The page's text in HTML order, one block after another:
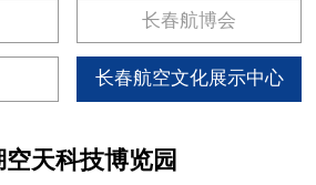
长春航博会
长春航空文化展示中心
空天科技博览园